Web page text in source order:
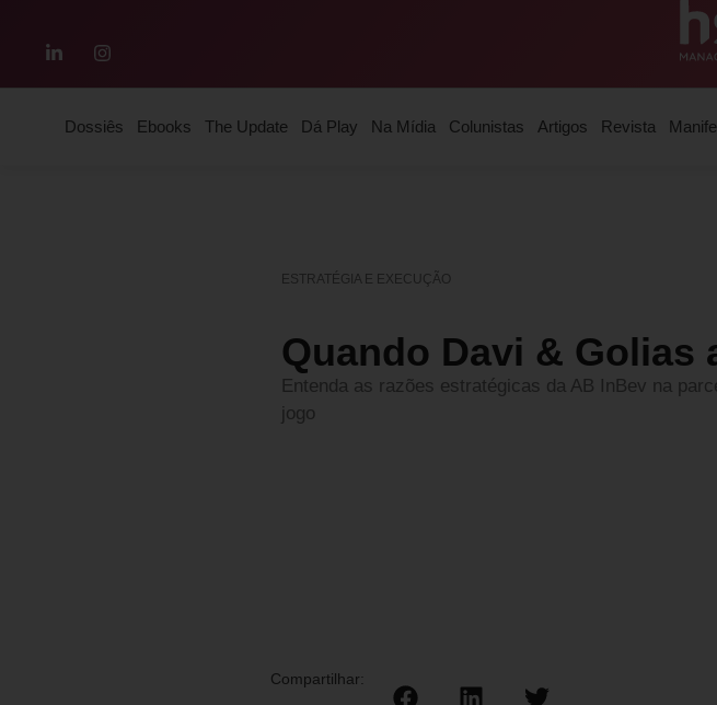
Dossiês Ebooks The Update Dá Play Na Mídia Colunistas Artigos Revista
ESTRATÉGIA E EXECUÇÃO
Quando Davi & Golias
Entenda as razões estratégicas da AB InBev na
jogo
Compartilhar: